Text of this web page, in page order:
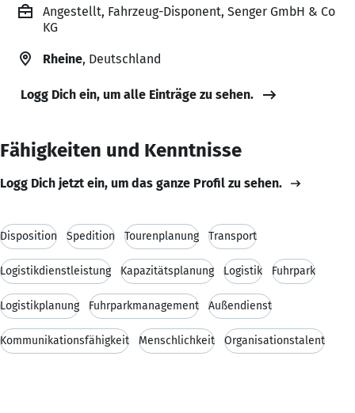
Angestellt, Fahrzeug-Disponent, Senger GmbH & Co
KG
Rheine, Deutschland
Logg Dich ein, um alle Einträge zu sehen.
Fähigkeiten und Kenntnisse
Logg Dich jetzt ein, um das ganze Profil zu sehen.
Disposition Spedition Tourenplanung Transport
Logistikdienstleistung Kapazitätsplanung Logistik Fuhrpark
Logistikplanung Fuhrparkmanagement Außendienst
Kommunikationsfähigkeit Menschlichkeit Organisationstalent